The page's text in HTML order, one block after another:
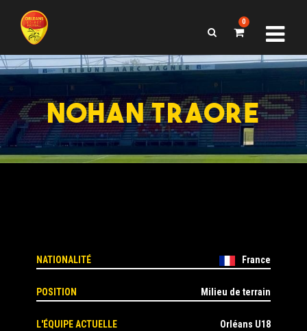
0
NOHAN TRAORE
NATIONALITÉ France
POSITION Milieu de terrain
L'ÉQUIPE ACTUELLE Orléans U18